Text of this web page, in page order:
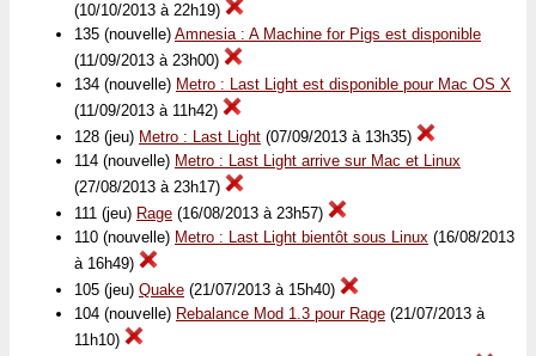
(10/10/2013 à 22h19)
135 (nouvelle) Amnesia : A Machine for Pigs est disponible
(11/09/2013 à 23h00)
134 (nouvelle) Metro : Last Light est disponible pour Mac OS X
(11/09/2013 à 11h42)
128 (jeu) Metro : Last Light (07/09/2013 à 13h35)
114 (nouvelle) Metro : Last Light arrive sur Mac et Linux
(27/08/2013 à 23h17)
111 (jeu) Rage (16/08/2013 à 23h57)
110 (nouvelle) Metro : Last Light bientôt sous Linux (16/08/2013
à 16h49)
105 (jeu) Quake (21/07/2013 à 15h40)
104 (nouvelle) Rebalance Mod 1.3 pour Rage (21/07/2013 à
11h10)